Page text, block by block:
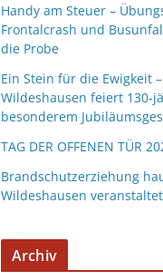
Handy am Steuer –
Frontalcrash und
die Probe
Ein Stein für die Ewigkeit
Wildeshausen feiert 130-
besonderem
TAG DER OFFENEN TÜR
Brandschutzerziehung
Wildeshausen
Archiv